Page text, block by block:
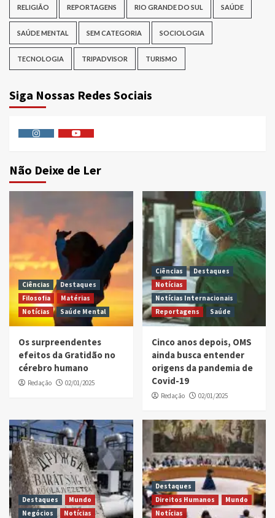
RELIGIÃO REPORTAGENS RIO GRANDE DO SUL SAÚDE
SAÚDE MENTAL SEM CATEGORIA SOCIOLOGIA
TECNOLOGIA TRIPADVISOR TURISMO
Siga Nossas Redes Sociais
Não Deixe de Ler
Ciências
Destaques
Filosofia
Matérias
Notícias
Saúde Mental
Os surpreendentes
efeitos da Gratidão no
cérebro humano
Redação 02/01/2025
Ciências
Destaques
Notícias
Notícias Internacionais
Reportagens
Saúde
Cinco anos depois, OMS
ainda busca entender
origens da pandemia de
Covid-19
Redação 02/01/2025
Destaques
Mundo
Negócios
Notícias
Destaques
Direitos Humanos
Mundo
Notícias